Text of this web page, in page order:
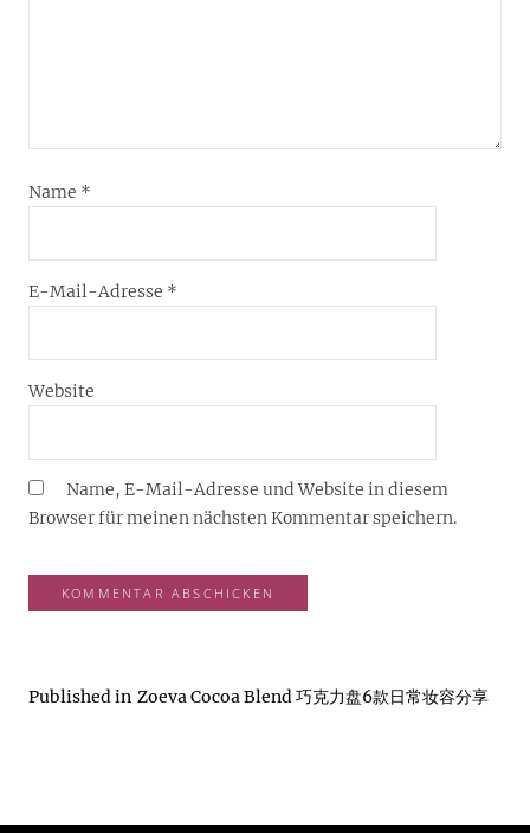
Name *
E-Mail-Adresse *
Website
Name, E-Mail-Adresse und Website in diesem
Browser für meinen nächsten Kommentar speichern.
Published in Zoeva Cocoa Blend 巧克力盘6款日常妆容分享